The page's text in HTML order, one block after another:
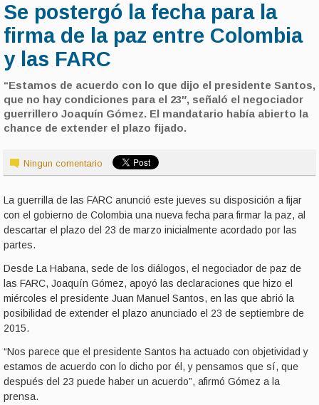
Se postergó la fecha para la
firma de la paz entre Colombia
y las FARC
“Estamos de acuerdo con lo que dijo el presidente Santos,
que no hay condiciones para el 23″, señaló el negociador
guerrillero Joaquín Gómez. El mandatario había abierto la
chance de extender el plazo fijado.
Ningun comentario
La guerrilla de las FARC anunció este jueves su disposición a fijar
con el gobierno de Colombia una nueva fecha para firmar la paz, al
descartar el plazo del 23 de marzo inicialmente acordado por las
partes.
Desde La Habana, sede de los diálogos, el negociador de paz de
las FARC, Joaquín Gómez, apoyó las declaraciones que hizo el
miércoles el presidente Juan Manuel Santos, en las que abrió la
posibilidad de extender el plazo anunciado el 23 de septiembre de
2015.
“Nos parece que el presidente Santos ha actuado con objetividad y
estamos de acuerdo con lo dicho por él, y pensamos que sí, que
después del 23 puede haber un acuerdo”, afirmó Gómez a la
prensa.